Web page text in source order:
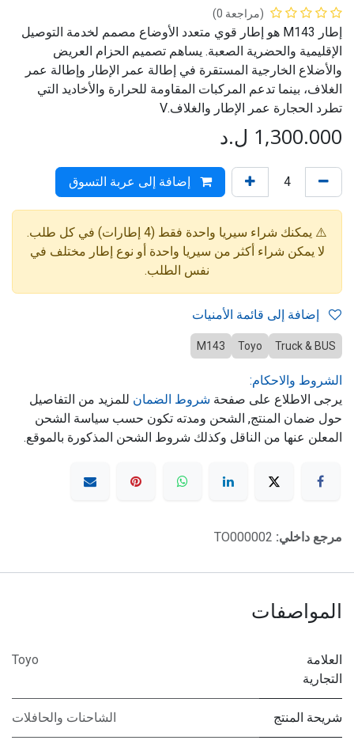
(مراجعة 0)
إطار M143 هو إطار قوي متعدد الأوضاع مصمم لخدمة التوصيل
الإقليمية والحضرية الصعبة. يساهم تصميم الحزام العريض
والأضلاع الخارجية المستقرة في إطالة عمر الإطار وإطالة عمر
الغلاف، بينما تدعم المركبات المقاومة للحرارة والأخاديد التي
تطرد الحجارة عمر الإطار والغلاف.V
1,300.000 ل.د
إضافة إلى عربة التسوق
⚠️ يمكنك شراء سيريا واحدة فقط (4 إطارات) في كل طلب.
لا يمكن شراء أكثر من سيريا واحدة أو نوع إطار مختلف في
نفس الطلب.
Truck & BUS
Toyo
M143
الشروط والاحكام:
يرجى الاطلاع على صفحة شروط الضمان للمزيد من التفاصيل
حول ضمان المنتج, الشحن ومدته تكون حسب سياسة الشحن
المعلن عنها من الناقل وكذلك شروط الشحن المذكورة بالموقع.
مرجع داخلي: TO000002
المواصفات
العلامة
التجارية
Toyo
شريحة المنتج الشاحنات والحافلات